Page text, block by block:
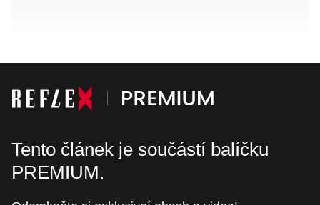
Tento článek je součástí balíčku
PREMIUM.